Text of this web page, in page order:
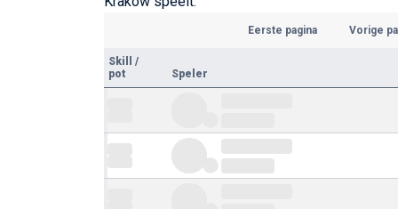
Eerste pagina Vorige
Skill
/
pot
Speler